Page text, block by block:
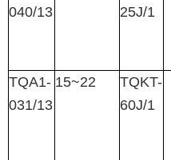
040/13
25J/1
TQA1-
031/13
15~22
TQKT-
60J/1